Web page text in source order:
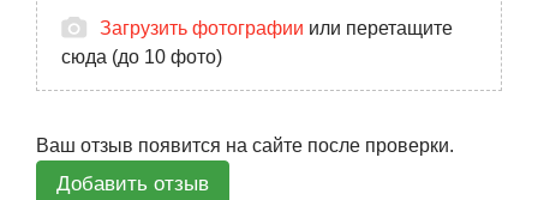
Загрузить фотографии или перетащите
сюда (до 10 фото)
Ваш отзыв появится на сайте после проверки.